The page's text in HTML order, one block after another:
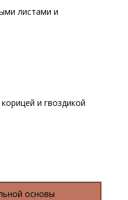
листами и
и гвоздикой
основы